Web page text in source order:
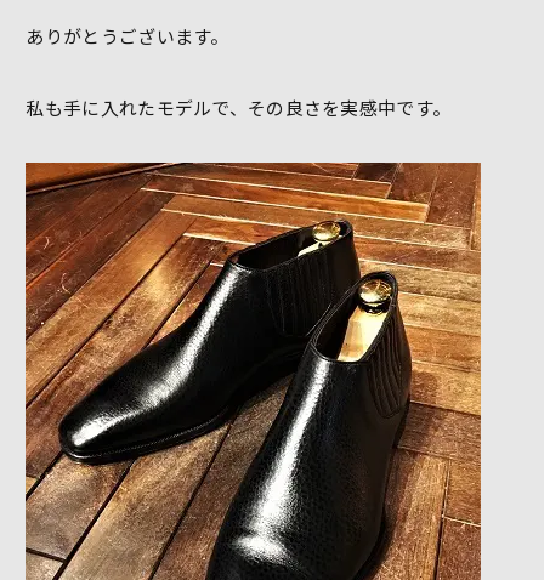
ありがとうございます。
私も手に入れたモデルで、その良さを実感中です。